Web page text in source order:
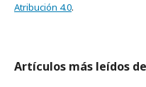
Atribución 4.0.
Artículos más leídos